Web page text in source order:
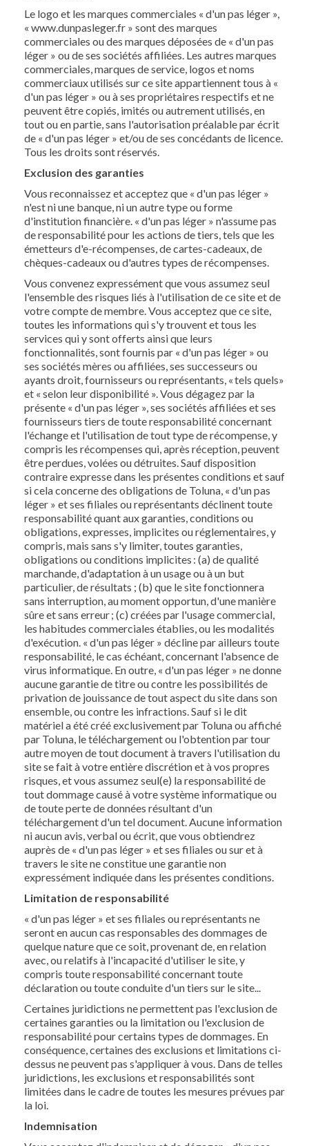
Le logo et les marques commerciales « d'un pas léger »,
« www.dunpasleger.fr » sont des marques
commerciales ou des marques déposées de « d'un pas
léger » ou de ses sociétés affiliées. Les autres marques
commerciales, marques de service, logos et noms
commerciaux utilisés sur ce site appartiennent tous à «
d'un pas léger » ou à ses propriétaires respectifs et ne
peuvent être copiés, imités ou autrement utilisés, en
tout ou en partie, sans l'autorisation préalable par écrit
de « d'un pas léger » et/ou de ses concédants de licence.
Tous les droits sont réservés.
Exclusion des garanties
Vous reconnaissez et acceptez que « d'un pas léger »
n'est ni une banque, ni un autre type ou forme
d'institution financière. « d'un pas léger » n'assume pas
de responsabilité pour les actions de tiers, tels que les
émetteurs d'e-récompenses, de cartes-cadeaux, de
chèques-cadeaux ou d'autres types de récompenses.
Vous convenez expressément que vous assumez seul
l'ensemble des risques liés à l'utilisation de ce site et de
votre compte de membre. Vous acceptez que ce site,
toutes les informations qui s'y trouvent et tous les
services qui y sont offerts ainsi que leurs
fonctionnalités, sont fournis par « d'un pas léger » ou
ses sociétés mères ou affiliées, ses successeurs ou
ayants droit, fournisseurs ou représentants, « tels quels»
et « selon leur disponibilité ». Vous dégagez par la
présente « d'un pas léger », ses sociétés affiliées et ses
fournisseurs tiers de toute responsabilité concernant
l'échange et l'utilisation de tout type de récompense, y
compris les récompenses qui, après réception, peuvent
être perdues, volées ou détruites. Sauf disposition
contraire expresse dans les présentes conditions et sauf
si cela concerne des obligations de Toluna, « d'un pas
léger » et ses filiales ou représentants déclinent toute
responsabilité quant aux garanties, conditions ou
obligations, expresses, implicites ou réglementaires, y
compris, mais sans s'y limiter, toutes garanties,
obligations ou conditions implicites : (a) de qualité
marchande, d'adaptation à un usage ou à un but
particulier, de résultats ; (b) que le site fonctionnera
sans interruption, au moment opportun, d'une manière
sûre et sans erreur ; (c) créées par l'usage commercial,
les habitudes commerciales établies, ou les modalités
d'exécution. « d'un pas léger » décline par ailleurs toute
responsabilité, le cas échéant, concernant l'absence de
virus informatique. En outre, « d'un pas léger » ne donne
aucune garantie de titre ou contre les possibilités de
privation de jouissance de tout aspect du site dans son
ensemble, ou contre les infractions. Sauf si le dit
matériel a été créé exclusivement par Toluna ou affiché
par Toluna, le téléchargement ou l'obtention par tour
autre moyen de tout document à travers l'utilisation du
site se fait à votre entière discrétion et à vos propres
risques, et vous assumez seul(e) la responsabilité de
tout dommage causé à votre système informatique ou
de toute perte de données résultant d'un
téléchargement d'un tel document. Aucune information
ni aucun avis, verbal ou écrit, que vous obtiendrez
auprès de « d'un pas léger » et ses filiales ou sur et à
travers le site ne constitue une garantie non
expressément indiquée dans les présentes conditions.
Limitation de responsabilité
« d'un pas léger » et ses filiales ou représentants ne
seront en aucun cas responsables des dommages de
quelque nature que ce soit, provenant de, en relation
avec, ou relatifs à l'incapacité d'utiliser le site, y
compris toute responsabilité concernant toute
déclaration ou toute conduite d'un tiers sur le site...
Certaines juridictions ne permettent pas l'exclusion de
certaines garanties ou la limitation ou l'exclusion de
responsabilité pour certains types de dommages. En
conséquence, certaines des exclusions et limitations ci-
dessus ne peuvent pas s'appliquer à vous. Dans de telles
juridictions, les exclusions et responsabilités sont
limitées dans le cadre de toutes les mesures prévues par
la loi.
Indemnisation